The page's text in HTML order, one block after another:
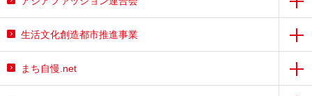
生活文化創造都市推進事業
まち自慢.net